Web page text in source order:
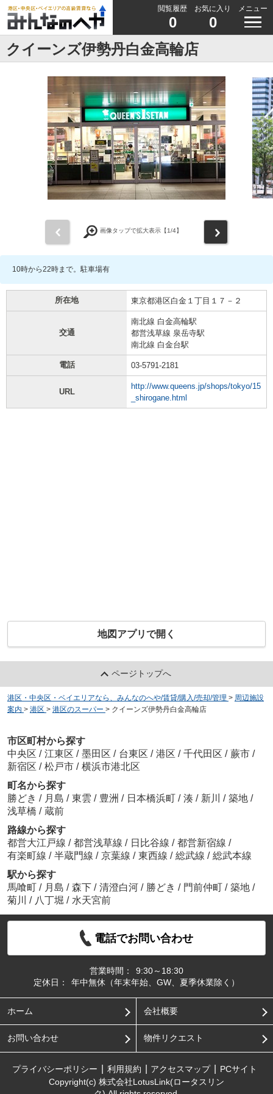
閲覧履歴
0
お気に入り
0
メニュー
クイーンズ伊勢丹白金高輪店
画像タップで拡大表示【1/4】
10時から22時まで。駐車場有
所在地 東京都港区白金１丁目１７－２
交通
南北線 白金高輪駅
都営浅草線 泉岳寺駅
南北線 白金台駅
電話 03-5791-2181
URL
http://www.queens.jp/shops/tokyo/15
_shirogane.html
地図アプリで開く
ページトップへ
港区・中央区・ベイエリアなら、みんなのへや/賃貸/購入/売却/管理 > 周辺施設
案内 > 港区 > 港区のスーパー > クイーンズ伊勢丹白金高輪店
市区町村から探す
中央区 / 江東区 / 墨田区 / 台東区 / 港区 / 千代田区 / 蕨市 /
新宿区 / 松戸市 / 横浜市港北区
町名から探す
勝どき / 月島 / 東雲 / 豊洲 / 日本橋浜町 / 湊 / 新川 / 築地 /
浅草橋 / 蔵前
路線から探す
都営大江戸線 / 都営浅草線 / 日比谷線 / 都営新宿線 /
有楽町線 / 半蔵門線 / 京葉線 / 東西線 / 総武線 / 総武本線
駅から探す
馬喰町 / 月島 / 森下 / 清澄白河 / 勝どき / 門前仲町 / 築地 /
菊川
/ 八丁堀 / 水天宮前
電話でお問い合わせ
営業時間：
9:30～18:30
定休日：
年中無休（年末年始、GW、夏季休業除く）
ホーム 会社概要
お問い合わせ 物件リクエスト
プライバシーポリシー 利用規約 アクセスマップ
PCサイト
Copyright(c) 株式会社LotusLink(ロータスリン